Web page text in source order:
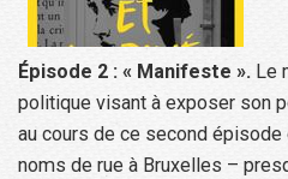
Épisode 2 : « Manifeste ». Le
politique visant à exposer son
au cours de ce second
noms de rue à Bruxelles –